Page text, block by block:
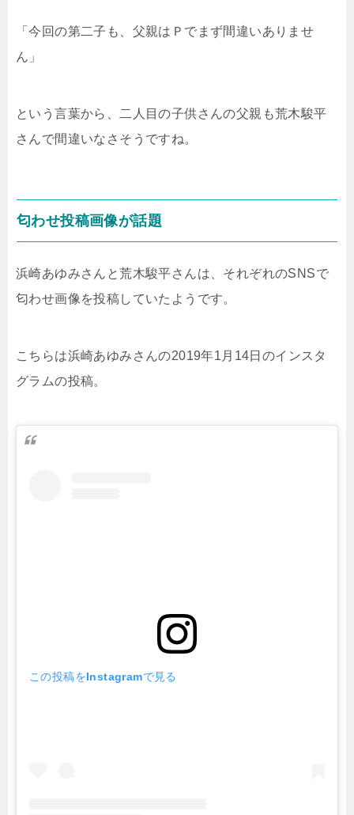
「今回の第二子も、父親はＰでまず間違いありませ
ん」
という言葉から、二人目の子供さんの父親も荒木駿平
さんで間違いなさそうですね。
匂わせ投稿画像が話題
浜崎あゆみさんと荒木駿平さんは、それぞれのSNSで
匂わせ画像を投稿していたようです。
こちらは浜崎あゆみさんの2019年1月14日のインスタ
グラムの投稿。
この投稿をInstagramで見る